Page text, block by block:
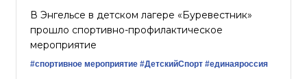
В Энгельсе в детском лагере «Буревестник»
прошло спортивно-профилактическое
мероприятие
#спортивное мероприятие #ДетскийСпорт #единаяроссия